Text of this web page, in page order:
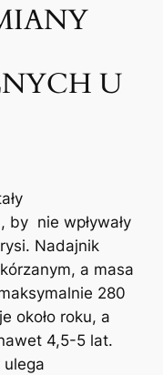
U
by nie wpływały
Nadajnik
a masa
280
około roku, a
4,5-5 lat.
ulega